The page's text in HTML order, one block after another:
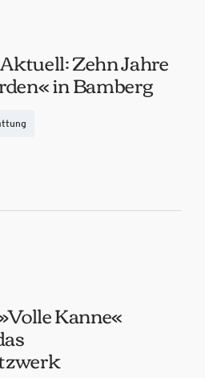
Zehn Jahre
in Bamberg
Kanne«